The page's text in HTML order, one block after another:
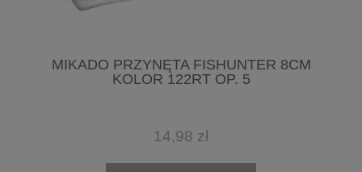
MIKADO PRZYNĘTA FISHUNTER 8CM
KOLOR 122RT OP. 5
14,98 zł